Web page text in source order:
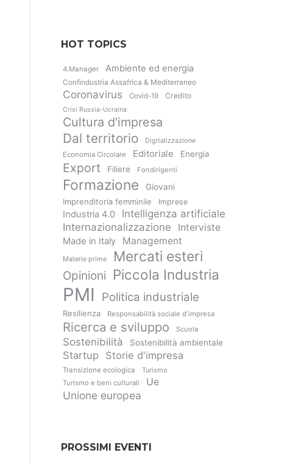
HOT TOPICS
4.Manager Ambiente ed energia
Confindustria Assafrica & Mediterraneo
Coronavirus Covid-19 Credito
Crisi Russia-Ucraina
Cultura d'impresa
Dal territorio
Digitalizzazione
Economia Circolare
Editoriale Energia
Export Filiere Fondirigenti
Formazione
Giovani
Imprenditoria femminile
Imprese
Industria 4.0
Intelligenza artificiale
Internazionalizzazione
Interviste
Made in Italy Management
Materie prime Mercati esteri
Opinioni Piccola Industria
PMI Politica industriale
Resilienza Responsabilità sociale d'impresa
Ricerca e sviluppo Scuola
Sostenibilità Sostenibilità ambientale
Startup Storie d'impresa
Transizione ecologica
Turismo
Turismo e beni culturali
Ue
Unione europea
PROSSIMI EVENTI